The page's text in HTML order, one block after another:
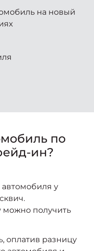
седан
₽*
(РУ)
создающий равные
₽*
семиместный
на новый
по
ин?
автомобиля у
можно получить
оплатив разницу